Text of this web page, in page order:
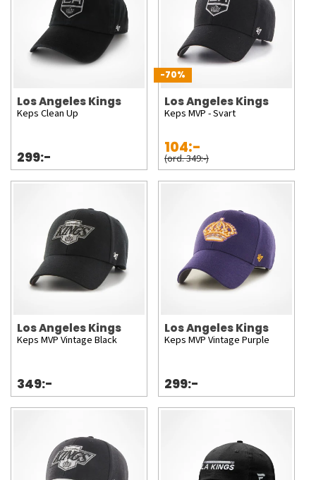
Los Angeles Kings
Keps Clean Up
299:-
-70%
Los Angeles Kings
Keps MVP - Svart
104:-
(ord. 349:-)
Los Angeles Kings
Keps MVP Vintage Black
349:-
Los Angeles Kings
Keps MVP Vintage Purple
299:-